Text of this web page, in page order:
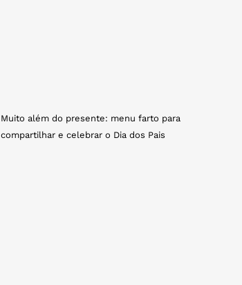
Muito além do presente: menu farto para
compartilhar e celebrar o Dia dos Pais